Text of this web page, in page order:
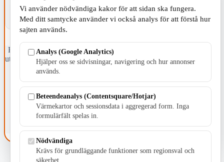
Fristående webbtidningsföretag grundat 1991 som sedan 2002 ger
ut tidningen Skillingaryd.nu och 2010 lanserades Värnamo.nu. Från
april 2026 omfattar Skillingaryd.nu tre kommuner: Gnosjö,
Kontakta oss
E-post: redaktionen@skillingaryd.nu
Postadress: Gisslaköp 1, 568 92 Skillingaryd
Kakinställningar
Vi använder nödvändiga kakor för att sidan ska fungera.
Med ditt samtycke använder vi också analys för att förstå hur
sajten används.
Analys (Google Analytics)
Hjälper oss se sidvisningar, navigering och hur annonser
används.
Beteendeanalys (Contentsquare/Hotjar)
Värmekartor och sessionsdata i aggregerad form. Inga
formulärfält spelas in.
Nödvändiga
Krävs för grundläggande funktioner som regionsval och
säkerhet.